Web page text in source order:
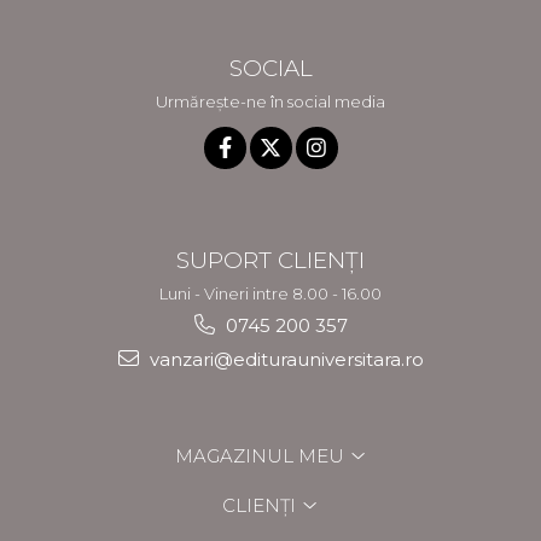
SOCIAL
Urmărește-ne în social media
SUPORT CLIENȚI
Luni - Vineri intre 8.00 - 16.00
0745 200 357
vanzari@editurauniversitara.ro
MAGAZINUL MEU
CLIENȚI